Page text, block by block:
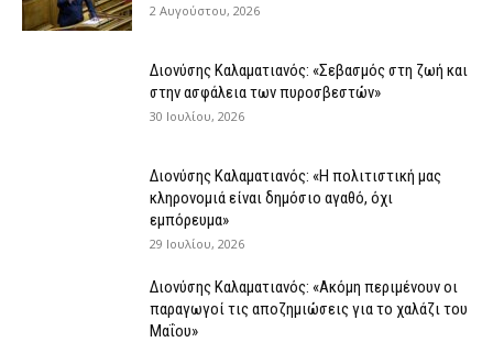
2 Αυγούστου, 2026
Διονύσης Καλαματιανός: «Σεβασμός στη ζωή και
στην ασφάλεια των πυροσβεστών»
30 Ιουλίου, 2026
Διονύσης Καλαματιανός: «Η πολιτιστική μας
κληρονομιά είναι δημόσιο αγαθό, όχι
εμπόρευμα»
29 Ιουλίου, 2026
Διονύσης Καλαματιανός: «Ακόμη περιμένουν οι
παραγωγοί τις αποζημιώσεις για το χαλάζι του
Μαΐου»